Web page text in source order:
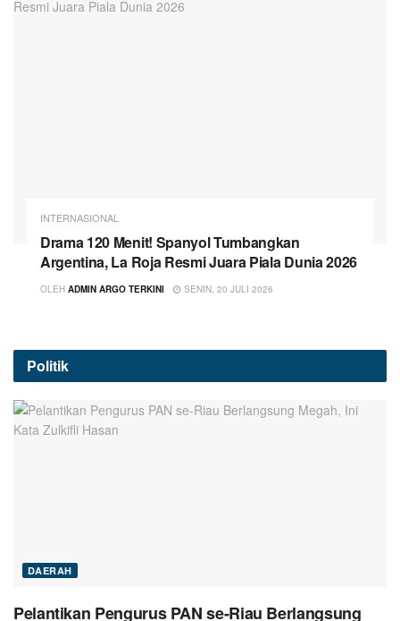
INTERNASIONAL
Drama 120 Menit! Spanyol Tumbangkan
Argentina, La Roja Resmi Juara Piala Dunia 2026
OLEH ADMIN ARGO TERKINI SENIN, 20 JULI 2026
Politik
DAERAH
Pelantikan Pengurus PAN se-Riau Berlangsung